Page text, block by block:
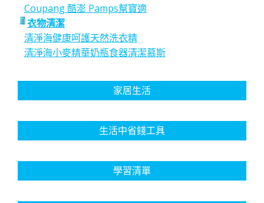
Coupang 酷澎 Pamps幫寶適
衣物清潔
清淨海健康呵護天然洗衣精
清淨海小麥精華奶瓶食器清潔慕斯
家居生活
生活中省錢工具
學習清單